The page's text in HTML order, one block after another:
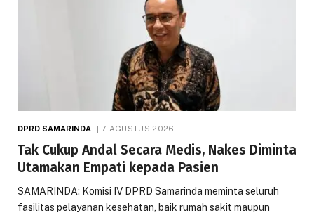
DPRD SAMARINDA 7 AGUSTUS 2026
Tak Cukup Andal Secara Medis, Nakes Diminta
Utamakan Empati kepada Pasien
SAMARINDA: Komisi IV DPRD Samarinda meminta seluruh
fasilitas pelayanan kesehatan, baik rumah sakit maupun